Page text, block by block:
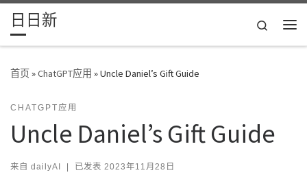
Skip to content
日日新
Search
首页»ChatGPT应用 »Uncle Daniel’s Gift Guide
CHATGPT应用
Uncle Daniel’s Gift Guide
来自 dailyAI | 已发表 2023年11月28日